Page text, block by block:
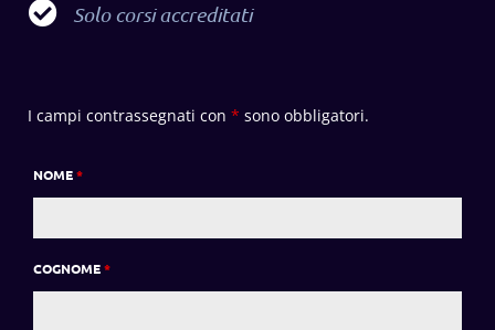
Solo corsi accreditati
I campi contrassegnati con * sono obbligatori.
NOME*
COGNOME*